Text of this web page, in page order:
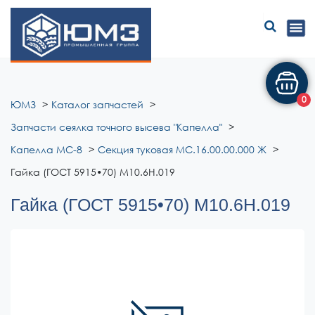
ЮМЗ
ЮМЗ
Каталог запчастей
Запчасти сеялка точного высева "Капелла"
Капелла МС-8
Секция туковая МС.16.00.00.000 Ж
Гайка (ГОСТ 5915•70) М10.6Н.019
Гайка (ГОСТ 5915•70) М10.6Н.019
0